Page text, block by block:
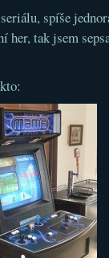
spíše
her, tak jsem